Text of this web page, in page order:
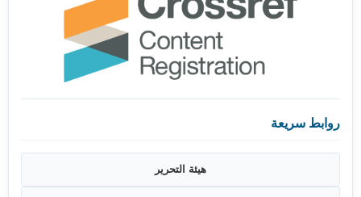
روابط سريعة
هيئة التحرير